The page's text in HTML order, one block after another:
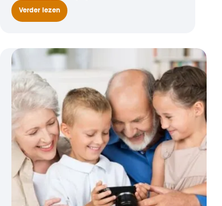
Verder lezenStaatscommissie
onderzoekt
sprake
kindermishandeling
en/of
ontwikkelings-
bedreiging